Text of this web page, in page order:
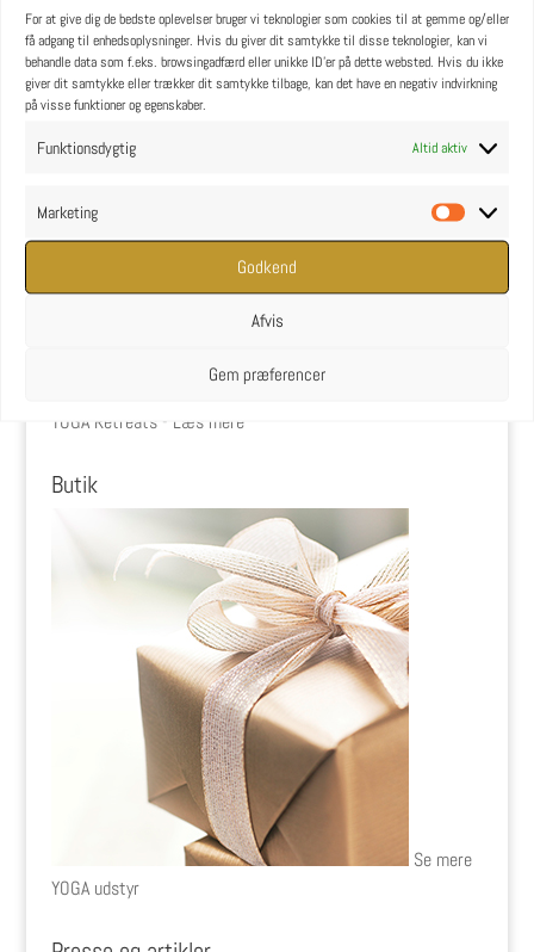
For at give dig de bedste oplevelser bruger vi teknologier som cookies til at gemme og/eller
få adgang til enhedsoplysninger. Hvis du giver dit samtykke til disse teknologier, kan vi
behandle data som f.eks. browsingadfærd eller unikke ID'er på dette websted. Hvis du ikke
giver dit samtykke eller trækker dit samtykke tilbage, kan det have en negativ indvirkning
på visse funktioner og egenskaber.
Funktionsdygtig Altid aktiv
Marketing
Godkend
Afvis
Gem præferencer
YOGA Retreats
YOGA Retreats - Læs mere
Butik
Se mere
YOGA udstyr